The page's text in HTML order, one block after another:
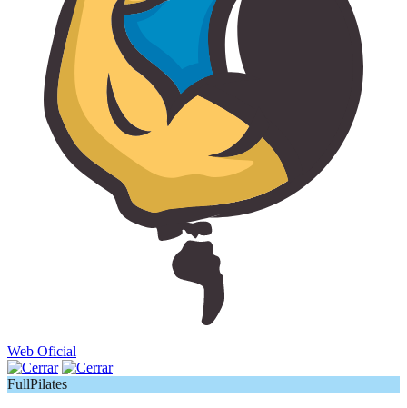
Web Oficial
FullPilates